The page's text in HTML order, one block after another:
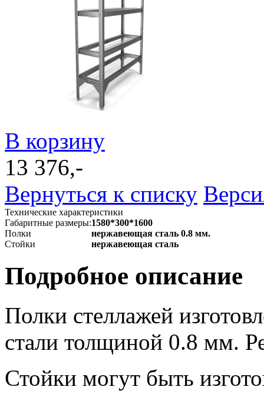
В корзину
13 376,-
Вернуться к списку
Технические характеристики
Габаритные размеры:1580*300*1600
Полки
нержавеющая сталь 0.8 мм.
Стойки
нержавеющая сталь
Подробное описание
Полки стеллажей
стали толщиной 0.8 мм.
Стойки могут быть